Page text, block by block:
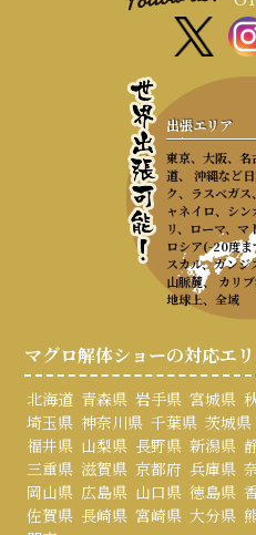
出張エリア
東京、大阪、
道、 沖縄など
ク、ラスベガ
ャネイロ、シ
リ、ローマ、マ
ロシア(-20度ま
スカル、ガンジ
山脈麓、 カリ
地球上、全域
マグロ解体ショーの対応エ
北海道 青森県 岩手県 宮城県
埼玉県 神奈川県 千葉県 茨城県
福井県 山梨県 長野県 新潟県
三重県 滋賀県 京都府 兵庫県
岡山県 広島県 山口県 徳島県
佐賀県 長崎県 宮崎県 大分県